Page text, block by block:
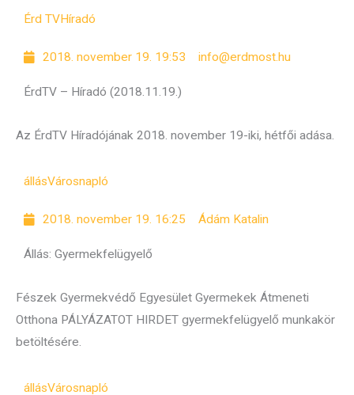
Érd TVHíradó
2018. november 19. 19:53 info@erdmost.hu
ÉrdTV – Híradó (2018.11.19.)
Az ÉrdTV Híradójának 2018. november 19-iki, hétfői adása.
állásVárosnapló
2018. november 19. 16:25 Ádám Katalin
Állás: Gyermekfelügyelő
Fészek Gyermekvédő Egyesület Gyermekek Átmeneti
Otthona PÁLYÁZATOT HIRDET gyermekfelügyelő munkakör
betöltésére.
állásVárosnapló